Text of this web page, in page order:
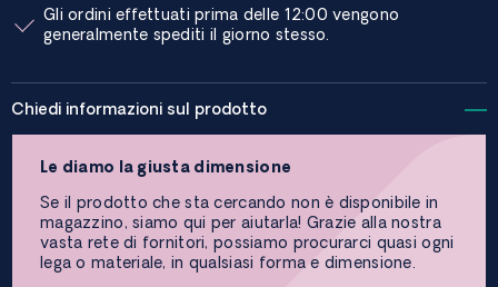
Gli ordini effettuati prima delle 12:00 vengono
generalmente spediti il ​​giorno stesso.
Chiedi informazioni sul prodotto
Le diamo la giusta dimensione
Se il prodotto che sta cercando non è disponibile in
magazzino, siamo qui per aiutarla! Grazie alla nostra
vasta rete di fornitori, possiamo procurarci quasi ogni
lega o materiale, in qualsiasi forma e dimensione.